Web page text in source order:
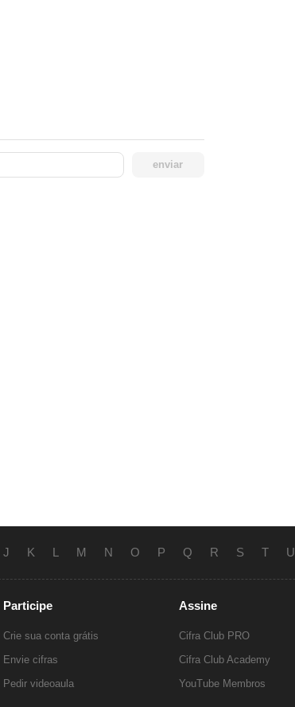
enviar
J K L M N O P Q R S T U
Participe
Crie sua conta grátis
Envie cifras
Pedir videoaula
Assine
Cifra Club PRO
Cifra Club Academy
YouTube Membros